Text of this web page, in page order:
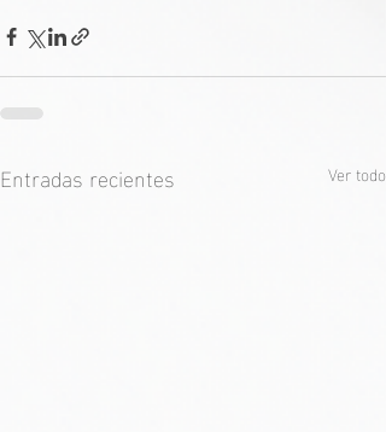
Entradas recientes Ver todo